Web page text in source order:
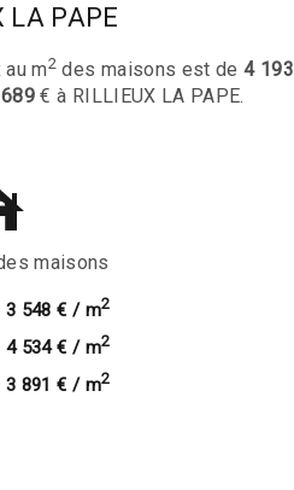
PAPE
m2 des maisons est de4 193
€ à RILLIEUX LA PAPE.
maisons
3 548 € / m2
4 534 € / m2
3 891 € / m2